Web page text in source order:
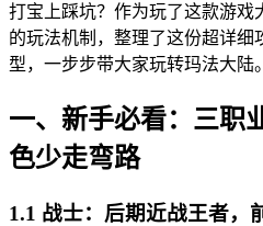
打宝上踩坑？作为玩了这款游戏
的玩法机制，整理了这份超详细
型，一步步带大家玩转玛法大陆。
一、新手必看：三职
色少走弯路
1.1 战士：后期近战王者，